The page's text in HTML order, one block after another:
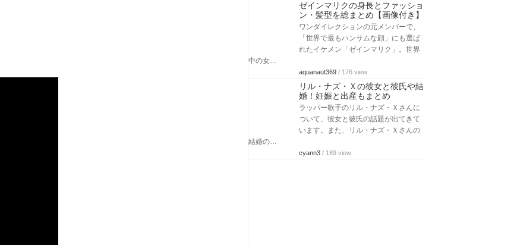
ゼインマリクの身長とファッショ
ン・髪型を総まとめ【画像付き】
ワンダイレクションの元メンバーで、
「世界で最もハンサムな顔」にも選ば
れたイケメン「ゼインマリク」。世界
中の女…
aquanaut369 / 176 view
リル・ナズ・Ｘの彼女と彼氏や結
婚！妊娠と出産もまとめ
ラッパー歌手のリル・ナズ・Ｘさんに
ついて、彼女と彼氏の話題が出てきて
います。また、リル・ナズ・Ｘさんの
結婚の…
cyann3 / 189 view